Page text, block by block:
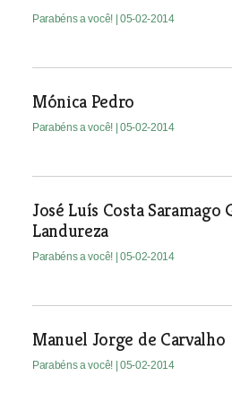
Parabéns a você! | 05-02-2014
Mónica Pedro
Parabéns a você! | 05-02-2014
José Luís Costa Saramago
Landureza
Parabéns a você! | 05-02-2014
Manuel Jorge de Carvalho
Parabéns a você! | 05-02-2014